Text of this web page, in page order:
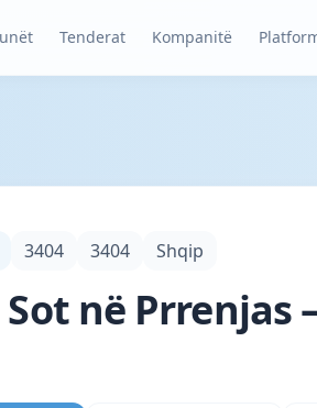
Tenderat Kompanitë
3404 3404 Shqip
në Prrenjas